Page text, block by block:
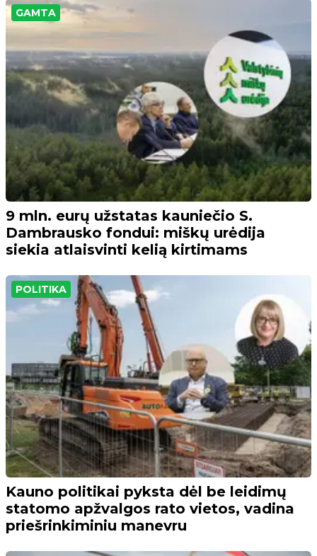
GAMTA
9 mln. eurų užstatas kauniečio S.
Dambrausko fondui: miškų urėdija
siekia atlaisvinti kelią kirtimams
POLITIKA
Kauno politikai pyksta dėl be leidimų
statomo apžvalgos rato vietos, vadina
priešrinkiminiu manevru